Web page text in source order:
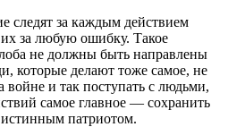
следят за каждым действием
за любую ошибку. Такое
не должны быть направлены
которые делают тоже самое, не
войне и так поступать с людьми,
самое главное — сохранить
патриотом.